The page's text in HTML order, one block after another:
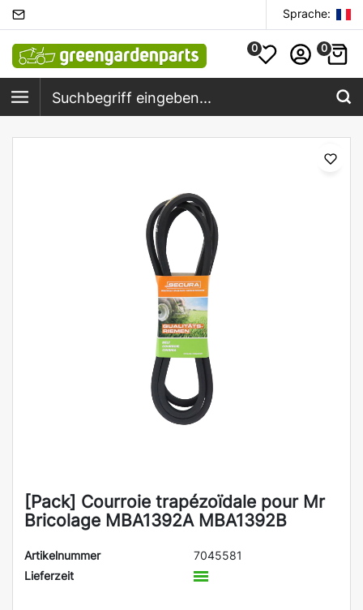
Sprache:
0 0
[Pack] Courroie trapézoïdale pour Mr
Bricolage MBA1392A MBA1392B
Artikelnummer
7045581
Lieferzeit